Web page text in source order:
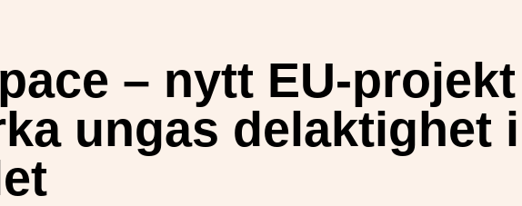
– nytt EU-projekt
ungas delaktighet i